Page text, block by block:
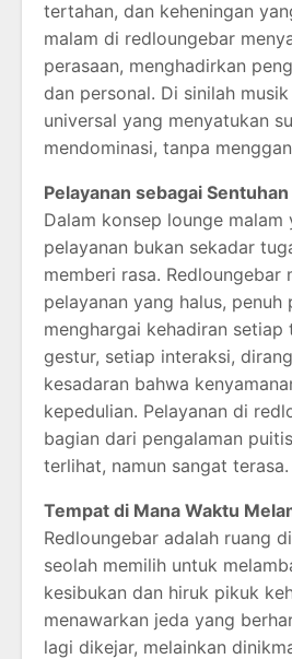
tertahan, dan keheningan
malam di redloungebar
perasaan, menghadirkan
dan personal. Di sinilah
universal yang menyatukan
mendominasi, tanpa
Pelayanan sebagai Sentuhan
Dalam konsep lounge malam
pelayanan bukan sekadar
memberi rasa. Redloungebar
pelayanan yang halus, penuh
menghargai kehadiran setiap
gestur, setiap interaksi,
kesadaran bahwa
kepedulian. Pelayanan di
bagian dari pengalaman
terlihat, namun sangat terasa.
Tempat di Mana Waktu
Redloungebar adalah ruang
seolah memilih untuk
kesibukan dan hiruk pikuk
menawarkan jeda yang
lagi dikejar, melainkan